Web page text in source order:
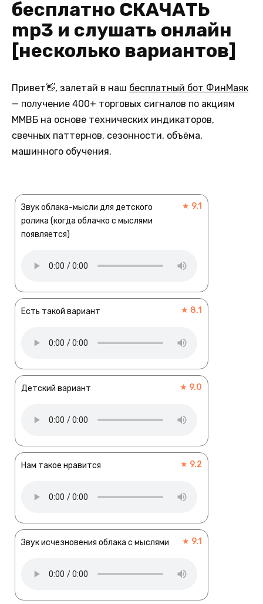
бесплатно СКАЧАТЬ
mp3 и слушать онлайн
[несколько вариантов]
Привет👋, залетай в наш бесплатный бот ФинМаяк
— получение 400+ торговых сигналов по акциям
ММВБ на основе технических индикаторов,
свечных паттернов, сезонности, объёма,
машинного обучения.
Звук облака-мысли для детского
ролика (когда облачко с мыслями
появляется)
★ 9.1
Есть такой вариант ★ 8.1
Детский вариант ★ 9.0
Нам такое нравится ★ 9.2
Звук исчезновения облака с мыслями ★ 9.1